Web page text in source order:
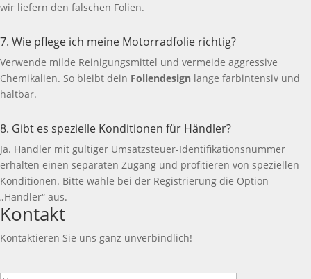
wir liefern den falschen Folien.
7. Wie pflege ich meine Motorradfolie richtig?
Verwende milde Reinigungsmittel und vermeide aggressive
Chemikalien. So bleibt dein Foliendesign lange farbintensiv und
haltbar.
8. Gibt es spezielle Konditionen für Händler?
Ja. Händler mit gültiger Umsatzsteuer-Identifikationsnummer
erhalten einen separaten Zugang und profitieren von speziellen
Konditionen. Bitte wähle bei der Registrierung die Option
„Händler“ aus.
Kontakt
Kontaktieren Sie uns ganz unverbindlich!
Bitte